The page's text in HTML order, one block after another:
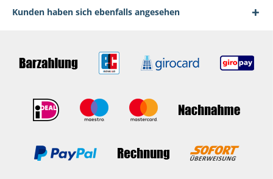
Kunden haben sich ebenfalls angesehen